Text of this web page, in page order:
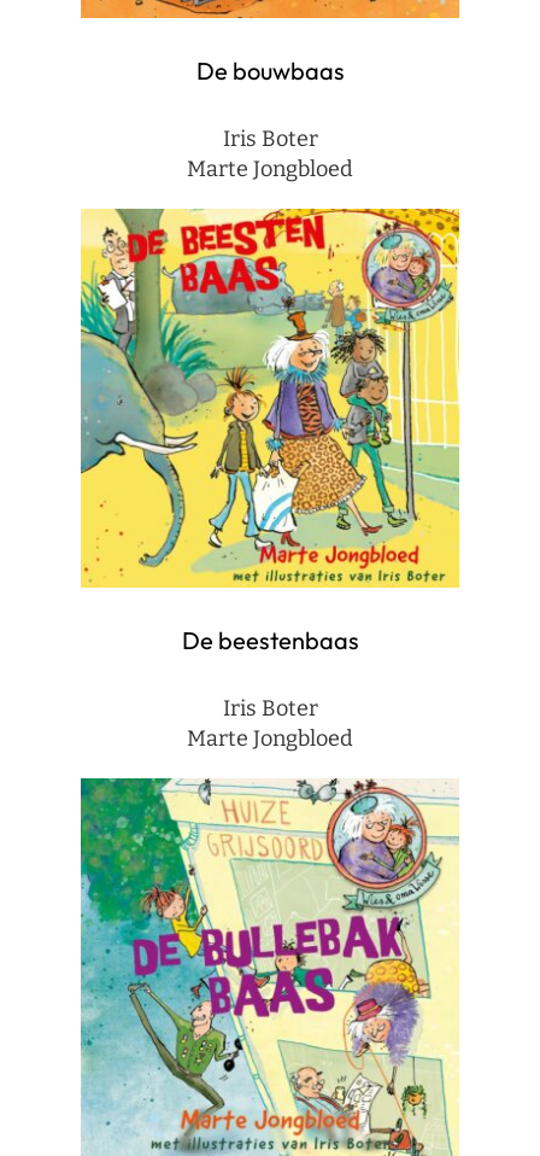
De bouwbaas
Iris Boter
Marte Jongbloed
De beestenbaas
Iris Boter
Marte Jongbloed